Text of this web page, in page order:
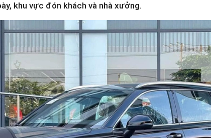
khu vực đón khách và nhà xưởng.